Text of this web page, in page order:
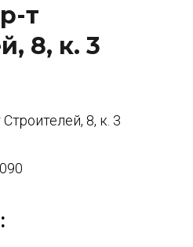
т
8, к. 3
8, к. 3